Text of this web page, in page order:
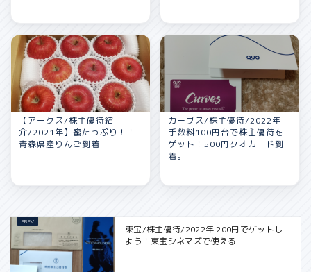
【アークス/株主優待紹
介/2021年】蜜たっぷり！！
青森県産りんご到着
カーブス/株主優待/2022年
手数料100円台で株主優待を
ゲット！500円クオカード到
着。
東宝/株主優待/2022年 200円でゲットし
よう！東宝シネマズで使える...